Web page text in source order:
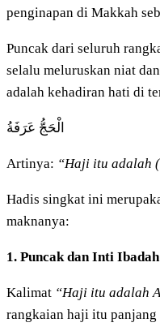
penginapan di Makkah
Puncak dari seluruh
selalu meluruskan niat
adalah kehadiran hati di
الْحَجُّ عَرَفَةُ
Artinya: “Haji itu adalah
Hadis singkat ini
maknanya:
1. Puncak dan Inti
Kalimat “Haji itu adalah
rangkaian haji itu